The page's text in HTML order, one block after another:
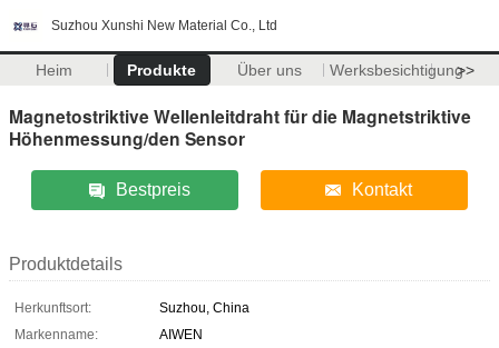
Suzhou Xunshi New Material Co., Ltd
Heim Produkte Über uns Werksbesichtigung>>
Magnetostriktive Wellenleitdraht für die Magnetstriktive
Höhenmessung/den Sensor
Bestpreis Kontakt
Produktdetails
Herkunftsort:
Suzhou, China
Markenname:
AIWEN